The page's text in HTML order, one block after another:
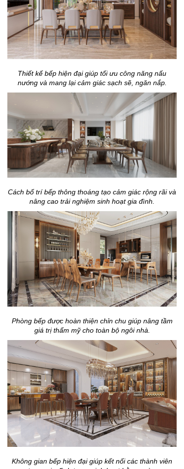
Thiết kế bếp hiện đại giúp tối ưu công năng nấu
nướng và mang lại cảm giác sạch sẽ, ngăn nắp.
Cách bố trí bếp thông thoáng tạo cảm giác rộng rãi và
nâng cao trải nghiệm sinh hoạt gia đình.
Phòng bếp được hoàn thiện chỉn chu giúp nâng tầm
giá trị thẩm mỹ cho toàn bộ ngôi nhà.
Không gian bếp hiện đại giúp kết nối các thành viên